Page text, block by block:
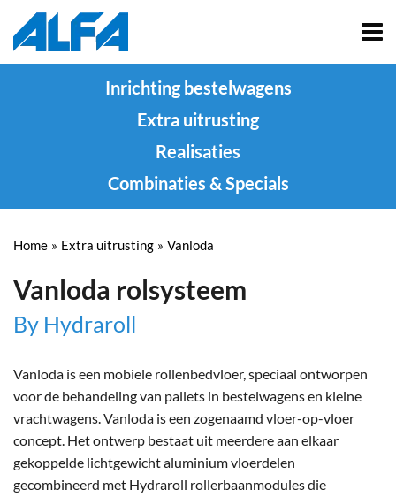
Inrichting bestelwagens
Extra uitrusting
Realisaties
Combinaties & Specials
Home » Extra uitrusting » Vanloda
Vanloda rolsysteem
By Hydraroll
Vanloda is een mobiele rollenbedvloer, speciaal ontworpen
voor de behandeling van pallets in bestelwagens en kleine
vrachtwagens. Vanloda is een zogenaamd vloer-op-vloer
concept. Het ontwerp bestaat uit meerdere aan elkaar
gekoppelde lichtgewicht aluminium vloerdelen
gecombineerd met Hydraroll rollerbaanmodules die